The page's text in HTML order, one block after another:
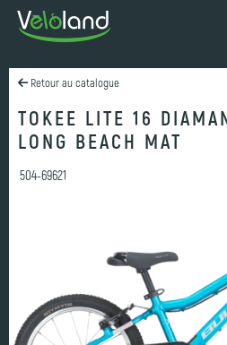
Retour au catalogue
TOKEE LITE 16
LONG BEACH MAT
504-69621